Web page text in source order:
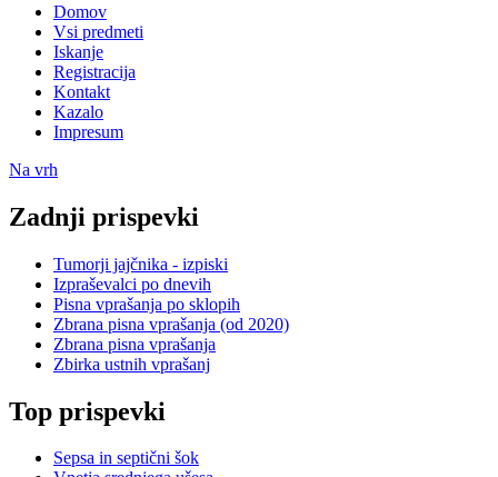
Domov
Vsi predmeti
Iskanje
Registracija
Kontakt
Kazalo
Impresum
Na vrh
Zadnji prispevki
Tumorji jajčnika - izpiski
Izpraševalci po dnevih
Pisna vprašanja po sklopih
Zbrana pisna vprašanja (od 2020)
Zbrana pisna vprašanja
Zbirka ustnih vprašanj
Top prispevki
Sepsa in septični šok